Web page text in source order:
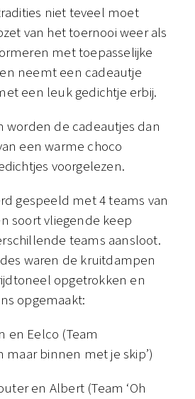
niet teveel moet
van het toernooi weer als
met toepasselijke
neemt een cadeautje
een leuk gedichtje erbij.
worden de cadeautjes dan
een warme choco
voorgelezen.
gespeeld met 4 teams van
soort vliegende keep
teams aansloot.
waren de kruitdampen
opgetrokken en
opgemaakt:
en Eelco (Team
maar binnen met je skip’)
en Albert (Team ‘Oh